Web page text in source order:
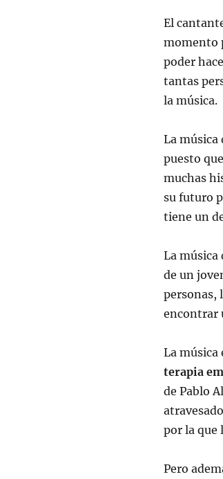
El
momento
poder
tantas
la música.
La música
puesto
muchas
su futuro
tiene un
La música
de un
personas,
encontrar
La música
terapia
de Pablo
por la que
Pero